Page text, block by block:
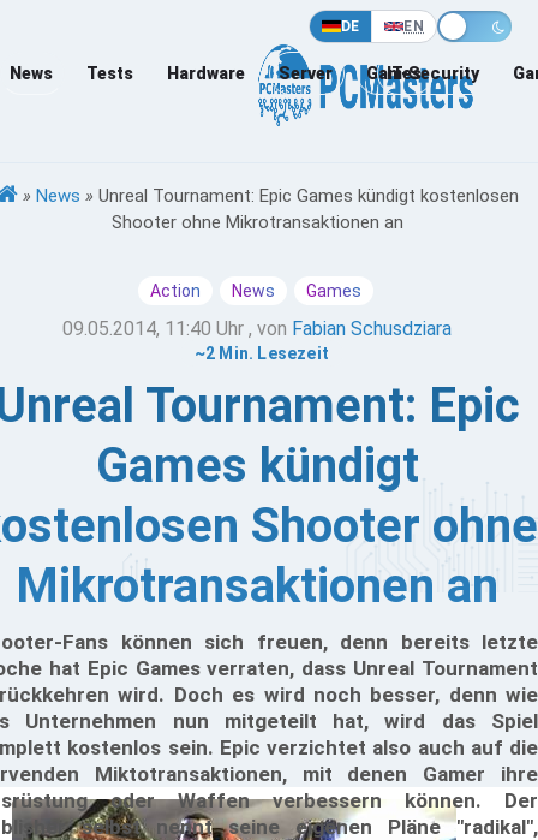
DE EN
News Tests Hardware Server Games
IT-Security
» News » Unreal Tournament: Epic Games kündigt kostenlosen
Shooter ohne Mikrotransaktionen an
Action News Games
09.05.2014, 11:40 Uhr , von Fabian Schusdziara
~2 Min. Lesezeit
Tournament: Epic
Games kündigt
Shooter ohne
Mikrotransaktionen an
Fans können sich freuen, denn bereits letzte
hat Epic Games verraten, dass Unreal Tournament
wird. Doch es wird noch besser, denn wie
Unternehmen nun mitgeteilt hat, wird das Spiel
kostenlos sein. Epic verzichtet also auch auf die
Miktotransaktionen, mit denen Gamer ihre
oder Waffen verbessern können. Der
selbst nennt seine eigenen Pläne "radikal",